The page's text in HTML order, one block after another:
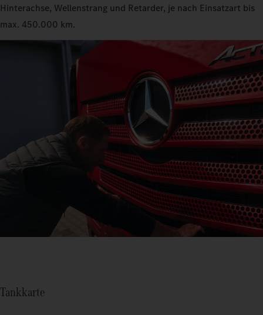
Hinterachse, Wellenstrang und Retarder, je nach Einsatzart bis
max. 450.000 km.
Tankkarte